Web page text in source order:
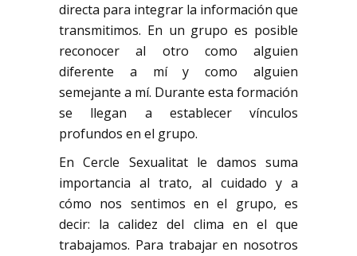
directa para integrar la información que
transmitimos. En un grupo es posible
reconocer al otro como alguien
diferente a mí y como alguien
semejante a mí. Durante esta formación
se llegan a establecer vínculos
profundos en el grupo.
En Cercle Sexualitat le damos suma
importancia al trato, al cuidado y a
cómo nos sentimos en el grupo, es
decir: la calidez del clima en el que
trabajamos. Para trabajar en nosotros